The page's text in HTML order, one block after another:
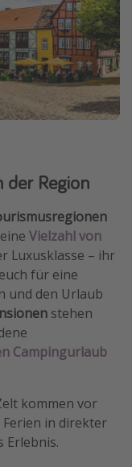
Region
Vielzahl von
Luxusklasse – ihr
für eine
und den Urlaub
stehen
Campingurlaub
kommen vor
Ferien in direkter
Erlebnis.